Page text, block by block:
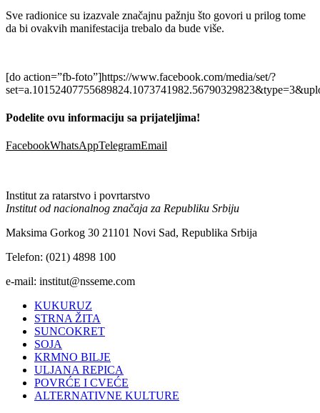
Sve radionice su izazvale značajnu pažnju što govori u prilog tome
da bi ovakvih manifestacija trebalo da bude više.
[do action=”fb-foto”]https://www.facebook.com/media/set/?
Podelite ovu informaciju sa prijateljima!
FacebookWhatsAppTelegramEmail
Institut za ratarstvo i povrtarstvo
Institut od nacionalnog značaja za Republiku Srbiju
Maksima Gorkog 30 21101 Novi Sad, Republika Srbija
Telefon: (021) 4898 100
e-mail: institut@nsseme.com
KUKURUZ
STRNA ŽITA
SUNCOKRET
SOJA
KRMNO BILJE
ULJANA REPICA
POVRĆE I CVEĆE
ALTERNATIVNE KULTURE